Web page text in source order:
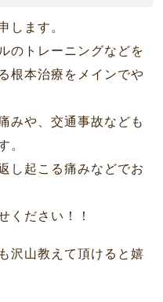
します。
のトレーニングなどを
根本治療をメインでや
みや、交通事故なども
。
し起こる痛みなどでお
ください！！
沢山教えて頂けると嬉